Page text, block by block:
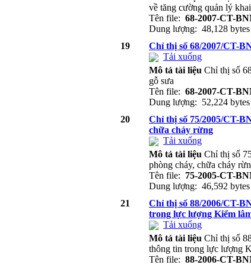
về tăng cường quản lý
Tên file: 68-2007-CT-
Dung lượng: 48,128
19
Chỉ thị số 68/2007/CT-
Tải xuống
Mô tả tài liệu Chỉ thị số
gỗ sưa
Tên file: 68-2007-CT-
Dung lượng: 52,224
20
Chỉ thị số 75/2005/CT-
chữa cháy rừng
Tải xuống
Mô tả tài liệu Chỉ thị số
phòng cháy, chữa cháy
Tên file: 75-2005-CT-
Dung lượng: 46,592
21
Chỉ thị số 88/2006/CT-
trong lực lượng Kiểm
Tải xuống
Mô tả tài liệu Chỉ thị số
thông tin trong lực lượng
Tên file: 88-2006-CT-